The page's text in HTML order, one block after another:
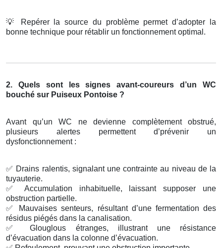
💡
Repérer la source du problème permet d’adopter la
bonne technique pour rétablir un fonctionnement optimal.
2. Quels sont les signes avant-coureurs d’un WC
bouché sur Puiseux Pontoise ?
Avant qu’un WC ne devienne complètement obstrué,
plusieurs alertes permettent d’prévenir un
dysfonctionnement :
✅ Drains ralentis, signalant une contrainte au niveau de la
tuyauterie.
✅
Accumulation inhabituelle, laissant supposer une
obstruction partielle.
✅
Mauvaises senteurs, résultant d’une fermentation des
résidus piégés dans la canalisation.
✅
Glouglous étranges, illustrant une résistance
d’évacuation dans la colonne d’évacuation.